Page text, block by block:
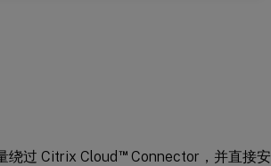
绕过 Citrix Cloud ™Connector，并直接安